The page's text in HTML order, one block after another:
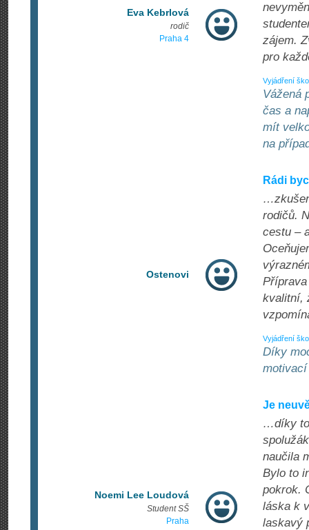
Eva Kebrlová
rodič
Praha 4
zájem.
pro
Vyjádření
Vážená
čas a
mít
na
Ostenovi
Rádi
rodičů.
cestu –
kvalitní,
Vyjádření
Díky
Noemi Lee Loudová
Student SŠ
Praha
Je
…díky
naučila
Bylo to
pokrok.
láska k
laskavý